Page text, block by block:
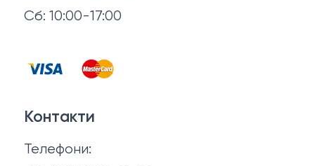
Сб: 10:00-17:00
Запальнички
Відгуки
Договір оферти
Політика конфіденційності
Про нас
Контакти
Телефони: